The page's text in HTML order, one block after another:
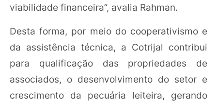
viabilidade financeira”, avalia Rahman.
Desta forma, por meio do cooperativismo e
da assistência técnica, a Cotrijal contribui
para qualificação das propriedades de
associados, o desenvolvimento do setor e
crescimento da pecuária leiteira, gerando